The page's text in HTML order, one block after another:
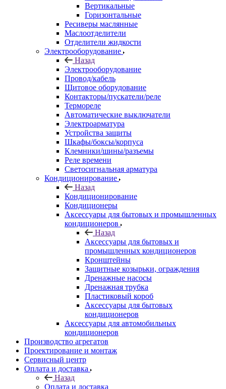
Вертикальные
Горизонтальные
Ресиверы маслянные
Маслоотделители
Отделители жидкости
Электрооборудование
Назад
Электрооборудование
Провод/кабель
Щитовое оборудование
Контакторы/пускатели/реле
Термореле
Автоматические выключатели
Электроарматура
Устройства защиты
Шкафы/боксы/корпуса
Клемники/шины/разъемы
Реле времени
Светосигнальная арматура
Кондиционирование
Назад
Кондиционирование
Кондиционеры
Аксессуары для бытовых и промышленных
кондиционеров
Назад
Аксессуары для бытовых и
промышленных кондиционеров
Кронштейны
Защитные козырьки, ограждения
Дренажные насосы
Дренажная трубка
Пластиковый короб
Аксессуары для бытовых
кондиционеров
Аксессуары для автомобильных
кондиционеров
Производство агрегатов
Проектирование и монтаж
Сервисный центр
Оплата и доставка
Назад
Оплата и доставка